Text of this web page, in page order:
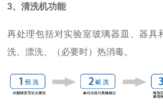
3、清洗机功能
再处理包括对实验室玻璃器皿、器具
洗、漂洗、（必要时）热消毒。